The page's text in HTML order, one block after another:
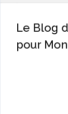
Le Blog
pour